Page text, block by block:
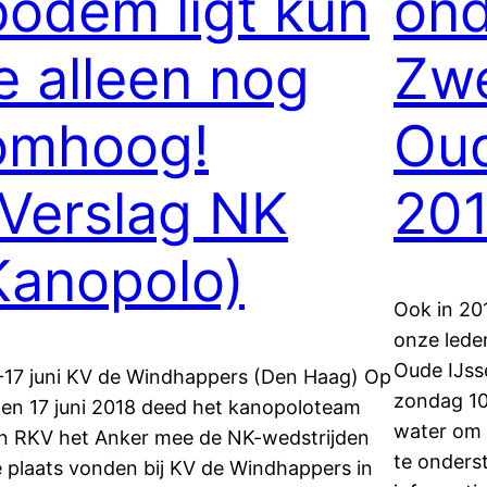
alleen nog
NK
juni KV de Windhappers (Den Haag) Op
17 juni 2018 deed het kanopoloteam
RKV het Anker mee de NK-wedstrijden
plaats vonden bij KV de Windhappers in
Ook in
onze
Oude
zondag
water om
te